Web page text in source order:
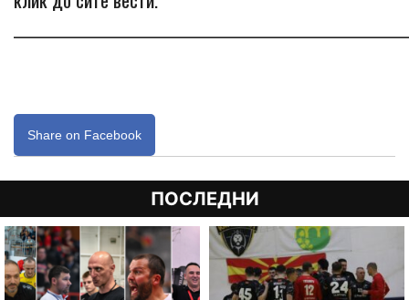
Share on Facebook
ПОСЛЕДНИ